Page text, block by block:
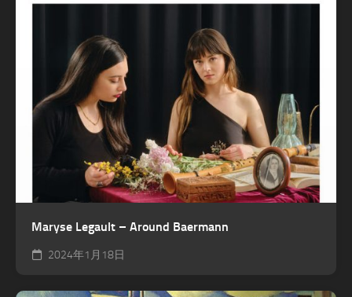
Maryse Legault – Around Baermann
2024年1月18日